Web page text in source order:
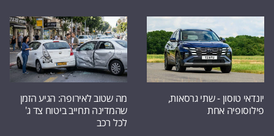
יונדאי טוסון - שתי גרסאות,
פילוסופיה אחת
מה שטוב לאירופה: הגיע הזמן
שהמדינה תחייב ביטוח צד ג'
לכל רכב